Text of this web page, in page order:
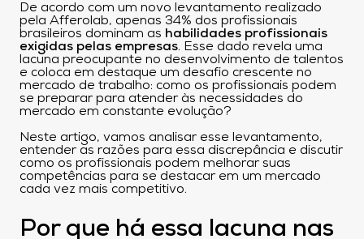
De acordo com um novo levantamento realizado
pela Afferolab, apenas 34% dos profissionais
brasileiros dominam as habilidades profissionais
exigidas pelas empresas. Esse dado revela uma
lacuna preocupante no desenvolvimento de talentos
e coloca em destaque um desafio crescente no
mercado de trabalho: como os profissionais podem
se preparar para atender às necessidades do
mercado em constante evolução?
Neste artigo, vamos analisar esse levantamento,
entender as razões para essa discrepância e discutir
como os profissionais podem melhorar suas
competências para se destacar em um mercado
cada vez mais competitivo.
Por que há essa lacuna nas